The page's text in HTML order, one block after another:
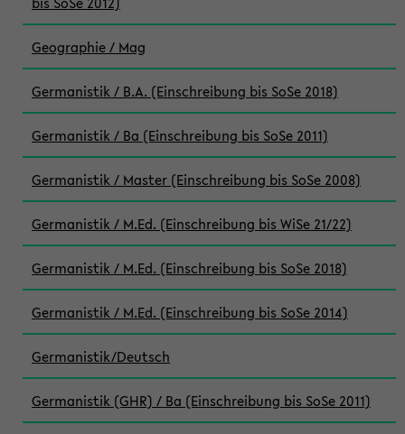
Geographie / Mag
Germanistik / B.A. (Einschreibung bis SoSe 2018)
Germanistik / Ba (Einschreibung bis SoSe 2011)
Germanistik / Master (Einschreibung bis SoSe 2008)
Germanistik / M.Ed. (Einschreibung bis WiSe 21/22)
Germanistik / M.Ed. (Einschreibung bis SoSe 2018)
Germanistik / M.Ed. (Einschreibung bis SoSe 2014)
Germanistik/Deutsch
Germanistik (GHR) / Ba (Einschreibung bis SoSe 2011)